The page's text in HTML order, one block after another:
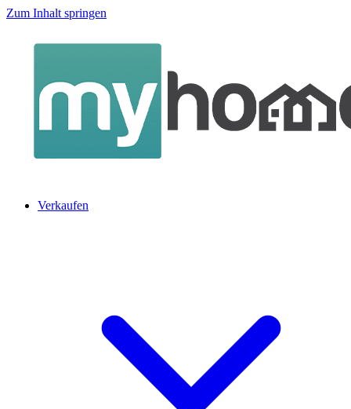
Zum Inhalt springen
Verkaufen